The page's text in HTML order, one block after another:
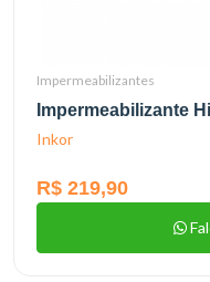
Impermeabilizantes
Impermeabilizante
Inkor
R$ 219,90